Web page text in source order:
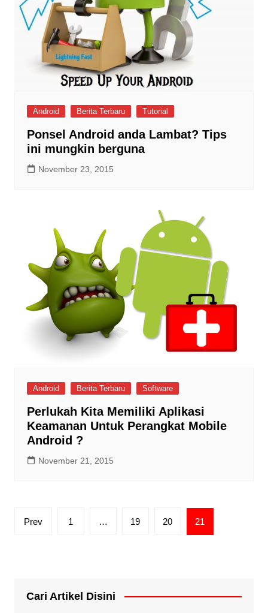
Android Berita Terbaru Tutorial
Ponsel Android anda Lambat? Tips
ini mungkin berguna
November 23, 2015
Android Berita Terbaru Software
Perlukah Kita Memiliki Aplikasi
Keamanan Untuk Perangkat Mobile
Android ?
November 21, 2015
Posts
Prev 1 … 19 20 21
Cari Artikel Disini